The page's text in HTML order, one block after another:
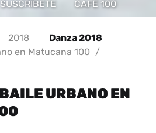
SUSCRÍBETE CAFÉ 100
2018
Danza 2018
en Matucana 100 /
URBANO EN